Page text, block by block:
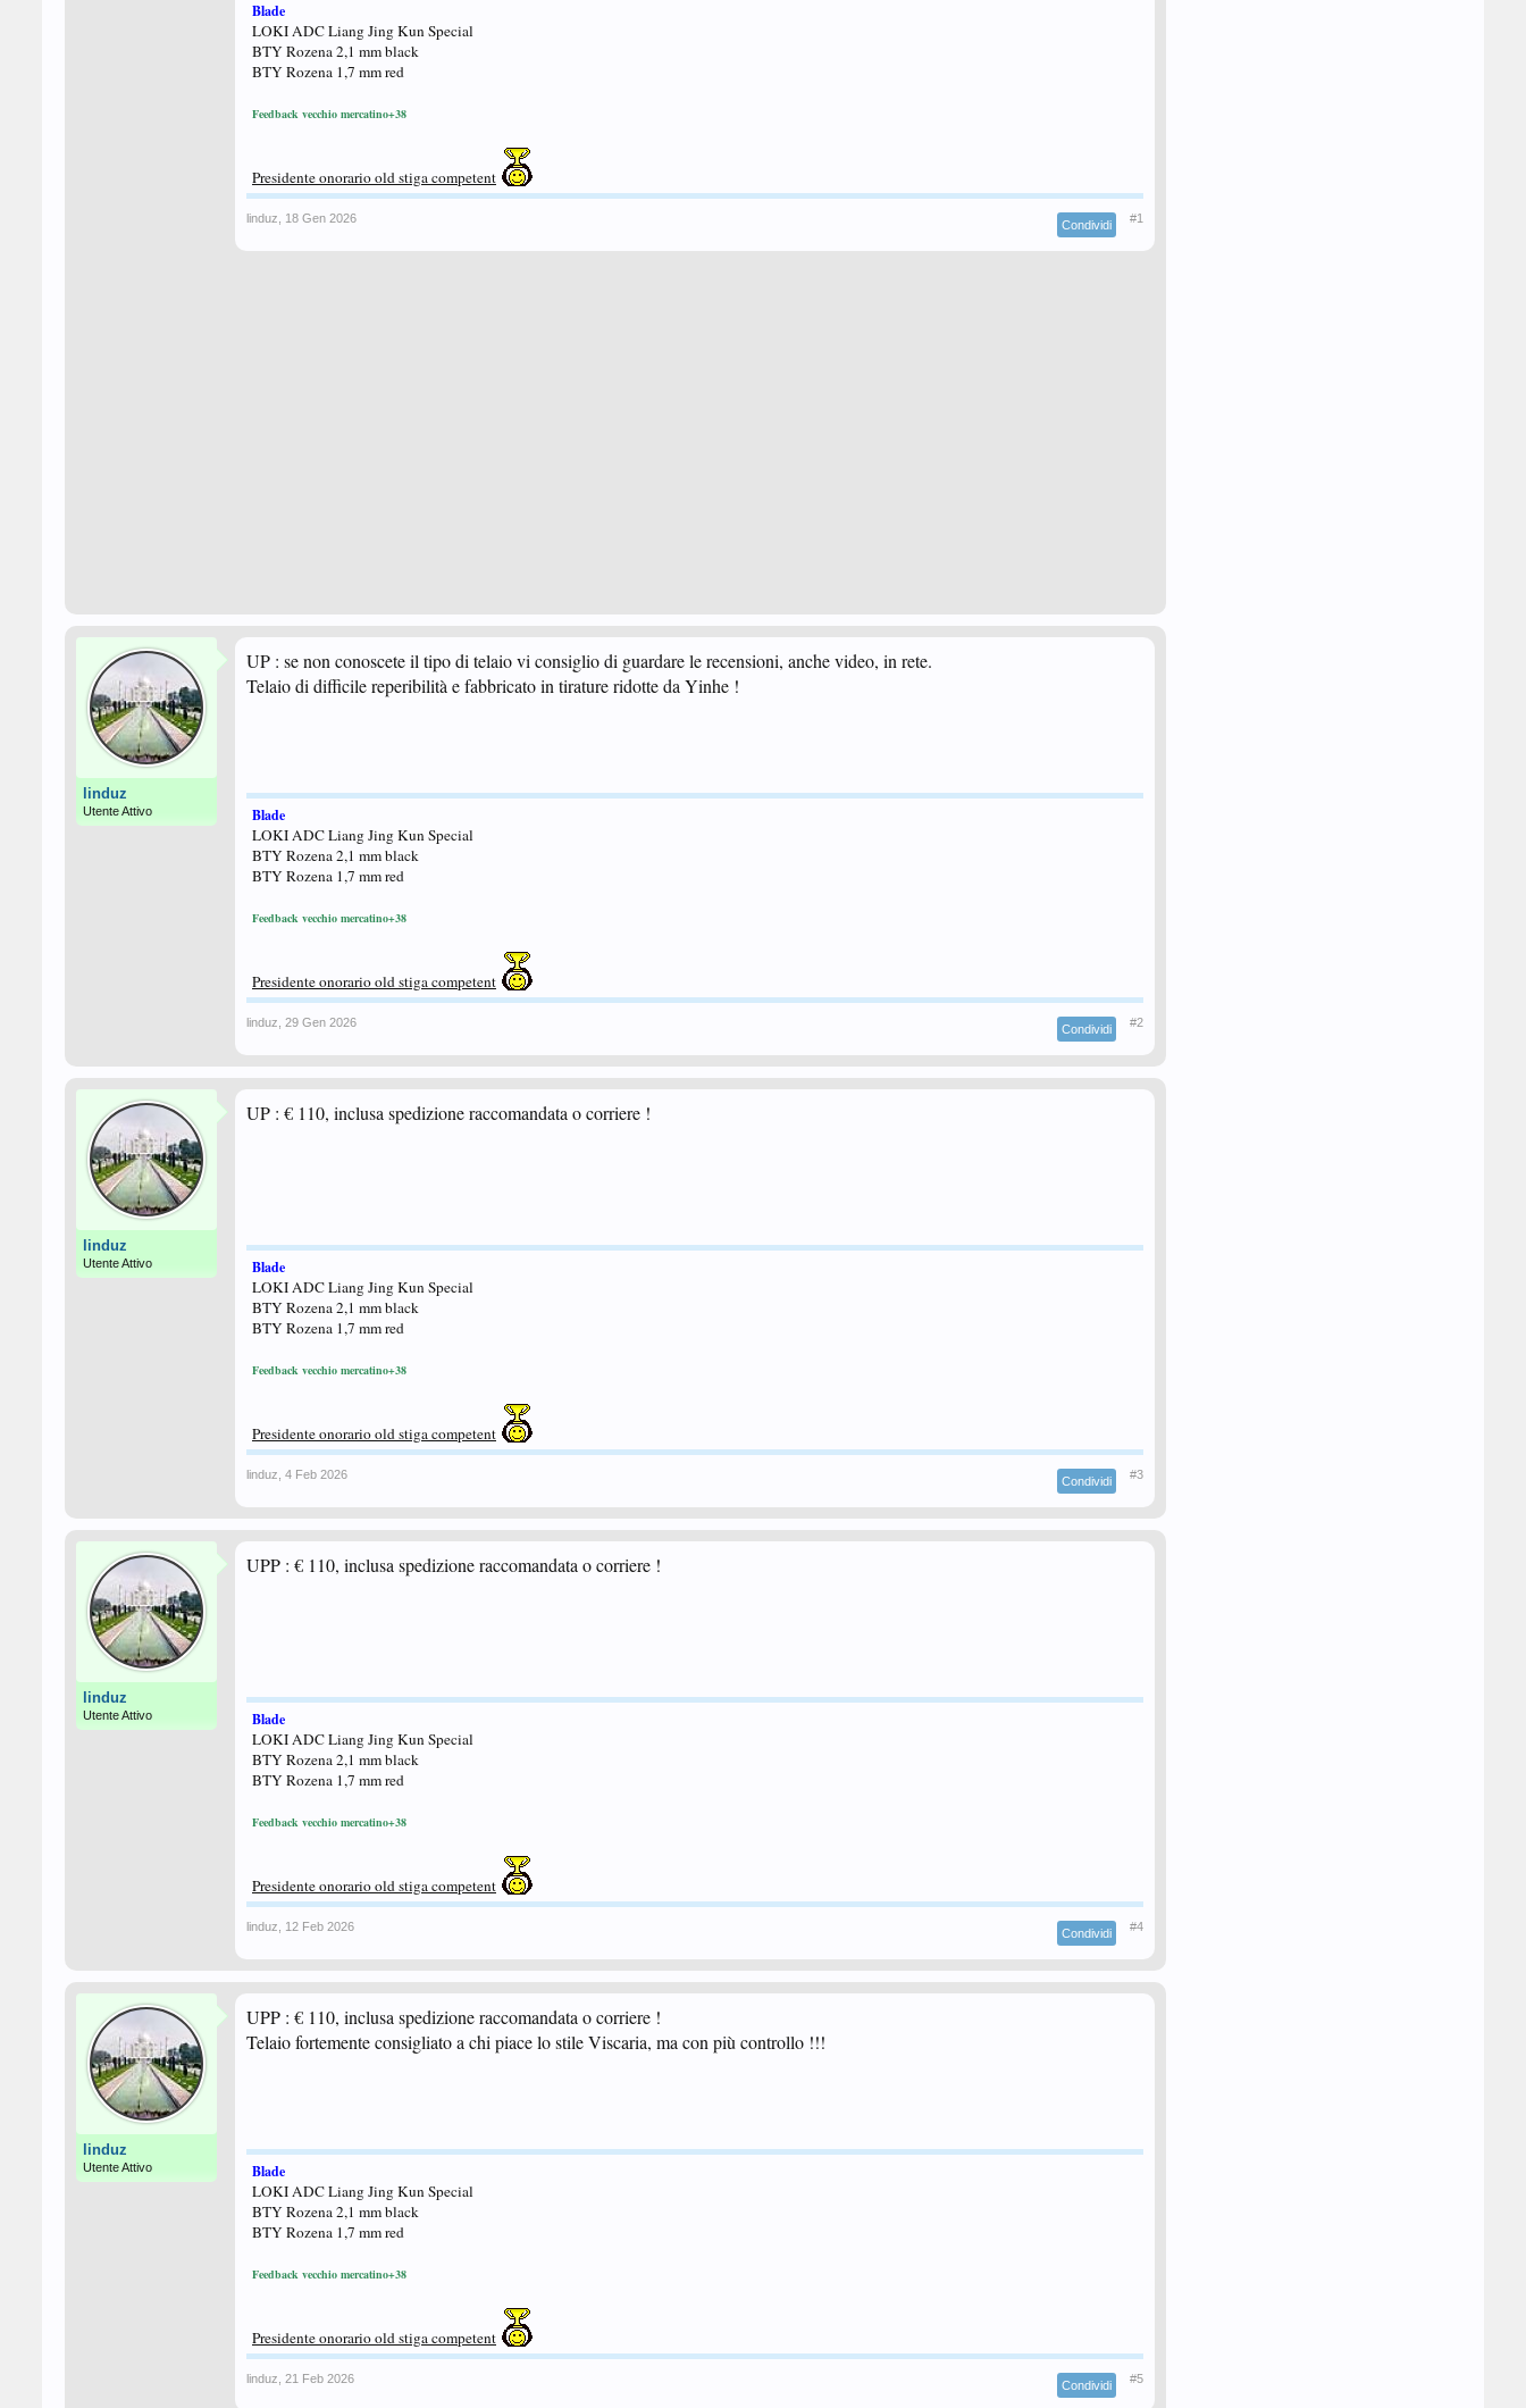
Blade
LOKI ADC Liang Jing Kun Special
BTY Rozena 2,1 mm black
BTY Rozena 1,7 mm red
Feedback vecchio mercatino+38
Presidente onorario old stiga competent
linduz 18 Gen 2026 Condividi #1
linduz
Utente Attivo
UP : se non conoscete il tipo di telaio vi consiglio di guardare le recensioni, anche video, in rete.
Telaio di difficile reperibilità e fabbricato in tirature ridotte da Yinhe !
Blade
LOKI ADC Liang Jing Kun Special
BTY Rozena 2,1 mm black
BTY Rozena 1,7 mm red
Feedback vecchio mercatino+38
Presidente onorario old stiga competent
linduz 29 Gen 2026 Condividi #2
linduz
Utente Attivo
UP : € 110, inclusa spedizione raccomandata o corriere !
Blade
LOKI ADC Liang Jing Kun Special
BTY Rozena 2,1 mm black
BTY Rozena 1,7 mm red
Feedback vecchio mercatino+38
Presidente onorario old stiga competent
linduz 4 Feb 2026 Condividi #3
linduz
Utente Attivo
UPP : € 110, inclusa spedizione raccomandata o corriere !
Blade
LOKI ADC Liang Jing Kun Special
BTY Rozena 2,1 mm black
BTY Rozena 1,7 mm red
Feedback vecchio mercatino+38
Presidente onorario old stiga competent
linduz 12 Feb 2026 Condividi #4
linduz
Utente Attivo
UPP : € 110, inclusa spedizione raccomandata o corriere !
Telaio fortemente consigliato a chi piace lo stile Viscaria, ma con più controllo !!!
Blade
LOKI ADC Liang Jing Kun Special
BTY Rozena 2,1 mm black
BTY Rozena 1,7 mm red
Feedback vecchio mercatino+38
Presidente onorario old stiga competent
linduz 21 Feb 2026 Condividi #5